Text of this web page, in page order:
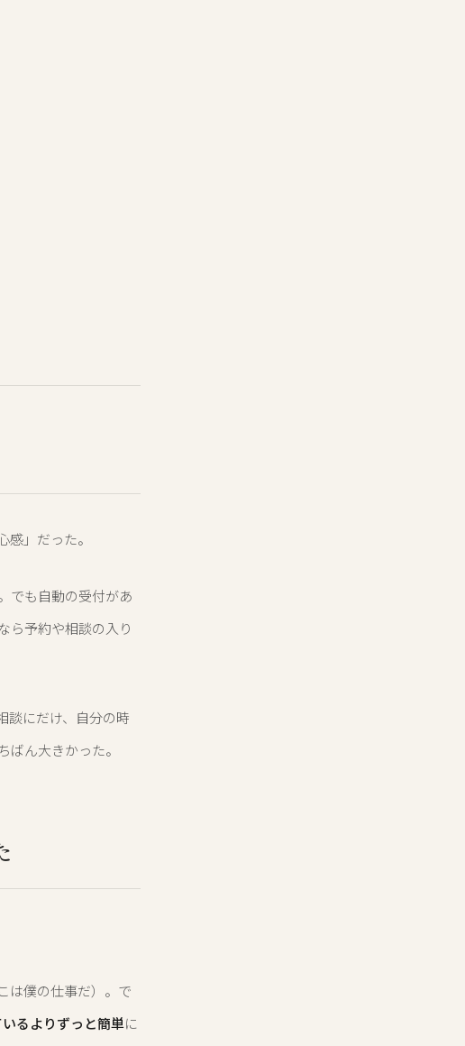
」だった。
でも自動の受付があ
ら予約や相談の入り
談にだけ、自分の時
ばん大きかった。
は僕の仕事だ）。で
るよりずっと簡単に